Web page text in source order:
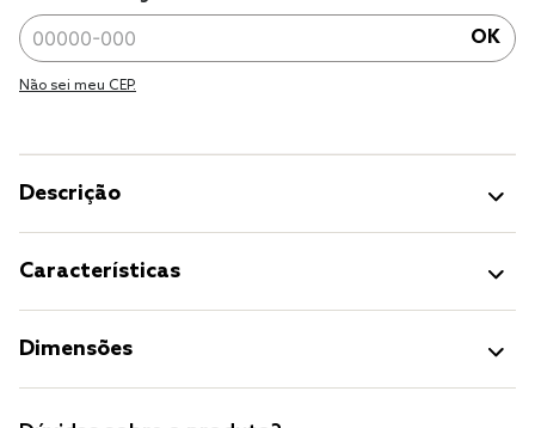
OK
Não sei meu CEP.
Descrição
Características
Dimensões